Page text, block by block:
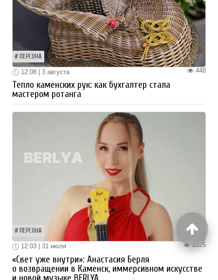
ПЕРСОНА
448
12:08 | 3 августа
Тепло каменских рук: как бухгалтер стала
мастером ротанга
ПЕРСОНА
1025
12:03 | 31 июля
«Свет уже внутри»: Анастасия Берля
о возвращении в Каменск, иммерсивном искусстве